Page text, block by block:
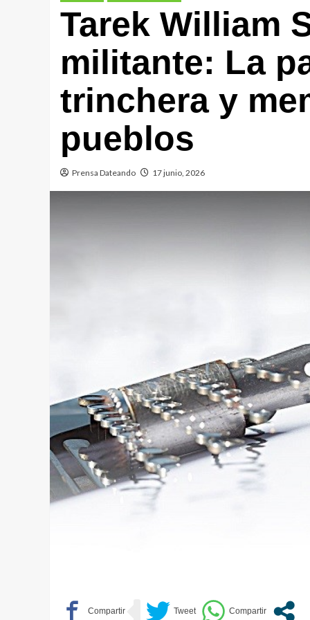
Tarek William
militante: La
trinchera y
pueblos
Prensa Dateando 17 junio, 2026